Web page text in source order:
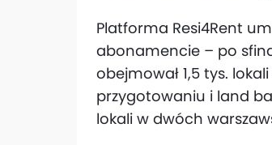
Platforma Resi4Rent
abonamencie – po
obejmował 1,5 tys.
przygotowaniu i land
lokali w dwóch